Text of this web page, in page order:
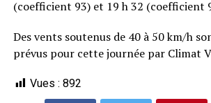
(coefficient 93) et 19 h 32 (coefficient
Des vents soutenus de 40 à 50 km/h
prévus pour cette journée par Climat
Vues : 892